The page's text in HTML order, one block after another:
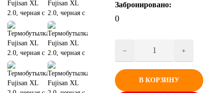
Забронировано:
0
В КОРЗИНУ